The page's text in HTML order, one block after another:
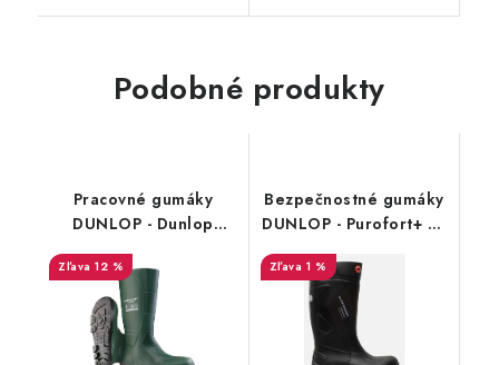
Podobné produkty
Pracovné gumáky
DUNLOP - Dunlop
JobGuard O4 zelený
1910
12 %
Bezpečnostné gumáky
DUNLOP - Purofort+ S5
C762041 S5 45509
1 %